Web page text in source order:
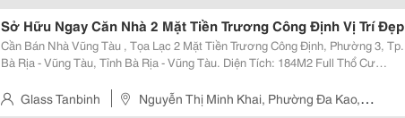
Sở Hữu Ngay Căn Nhà 2 Mặt Tiền Trương Công Định Vị Trí Đẹp
Cần Bán Nhà Vũng Tàu , Tọa Lạc 2 Mặt Tiền Trương Công Định, Phường 3, Tp.
Bà Rịa - Vũng Tàu, Tỉnh Bà Rịa - Vũng Tàu. Diện Tích: 184M2 Full Thổ Cư
Rãi. - Vị Trí Cực Đẹp...
Glass Tanbinh
Nguyễn Thị Minh Khai, Phường Đa Kao,